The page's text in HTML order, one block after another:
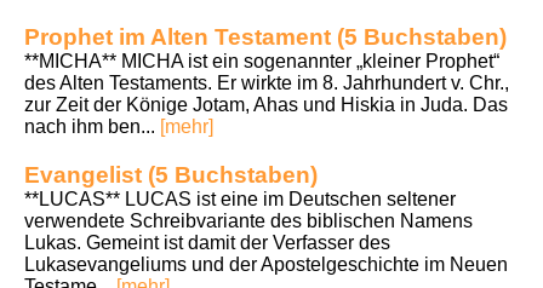
Prophet im Alten Testament (5 Buchstaben)
**MICHA** MICHA ist ein sogenannter „kleiner Prophet“
des Alten Testaments. Er wirkte im 8. Jahrhundert v. Chr.,
zur Zeit der Könige Jotam, Ahas und Hiskia in Juda. Das
nach ihm ben... [mehr]
Evangelist (5 Buchstaben)
**LUCAS** LUCAS ist eine im Deutschen seltener
verwendete Schreibvariante des biblischen Namens
Lukas. Gemeint ist damit der Verfasser des
Lukasevangeliums und der Apostelgeschichte im Neuen